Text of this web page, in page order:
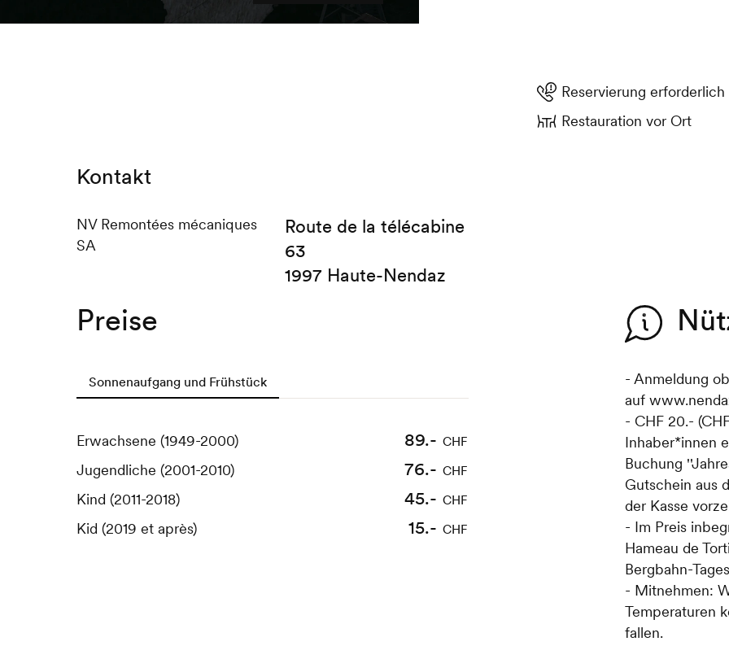
genossen hat, fährt mit der
Restaurant Hameau de
Reservierung erforderlich
Restauration vor Ort
Kontakt
NV Remontées mécaniques
SA
Route de la télécabine
63
1997 Haute-Nendaz
Preise
Sonnenaufgang und Frühstück
Erwachsene (1949-2000) 89.- CHF
Jugendliche (2001-2010) 76.- CHF
Kind (2011-2018) 45.- CHF
Kid (2019 et après) 15.- CHF
- Anmeldung
auf
- CHF 20.-
Inhaber*innen
Buchung
Gutschein aus
der Kasse
- Im Preis
Hameau de
Bergbahn-
- Mitnehmen:
Temperaturen
fallen.